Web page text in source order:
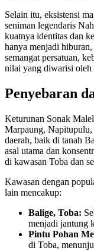
Selain itu, eksistensi
seniman legendaris
kuatnya identitas dan
hanya menjadi
semangat persatuan,
nilai yang diwarisi oleh
Penyebaran
Keturunan Sonak
Marpaung, Napitupulu,
daerah, baik di tanah
asal utama dan
di kawasan Toba dan
Kawasan dengan
lain mencakup:
Balige, Toba:
menjadi jantung
Pintu Pohan
di Toba,